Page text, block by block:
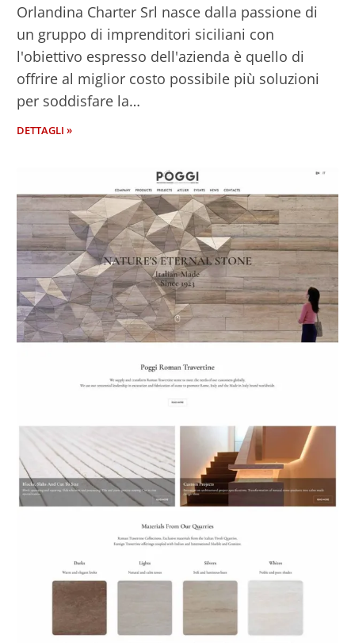
Orlandina Charter Srl nasce dalla passione di
un gruppo di imprenditori siciliani con
l'obiettivo espresso dell'azienda è quello di
offrire al miglior costo possibile più soluzioni
per soddisfare la…
DETTAGLI »